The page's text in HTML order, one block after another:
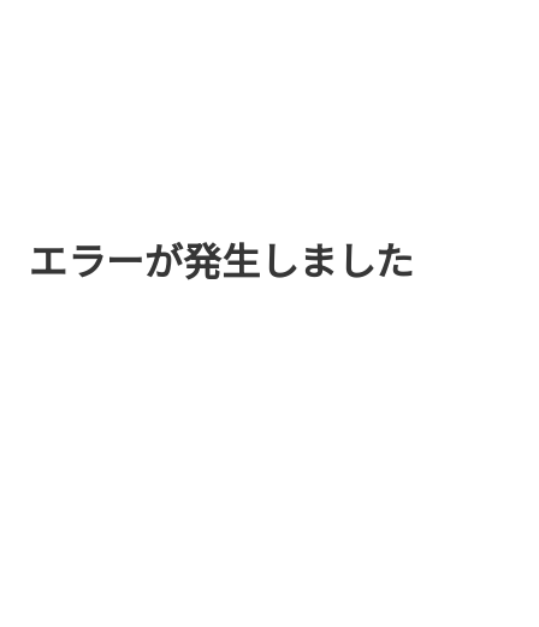
エラーが発生しました